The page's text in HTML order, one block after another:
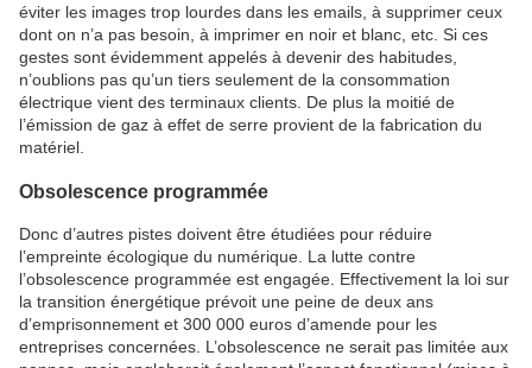
éviter les images trop lourdes dans les emails, à supprimer ceux
dont on n’a pas besoin, à imprimer en noir et blanc, etc. Si ces
gestes sont évidemment appelés à devenir des habitudes,
n’oublions pas qu’un tiers seulement de la consommation
électrique vient des terminaux clients. De plus la moitié de
l’émission de gaz à effet de serre provient de la fabrication du
matériel.
Obsolescence programmée
Donc d’autres pistes doivent être étudiées pour réduire
l’empreinte écologique du numérique. La lutte contre
l’obsolescence programmée est engagée. Effectivement la loi sur
la transition énergétique prévoit une peine de deux ans
d’emprisonnement et 300 000 euros d’amende pour les
entreprises concernées. L’obsolescence ne serait pas limitée aux